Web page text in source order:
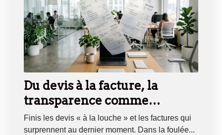
Du devis à la facture, la
transparence comme
nouvelle norme
Finis les devis « à la louche » et les factures qui
surprennent au dernier moment. Dans la foulée...